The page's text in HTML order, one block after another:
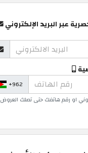
عبر البريد الإلكتروني
+962
او رقم هاتفك حتى تصلك العروض